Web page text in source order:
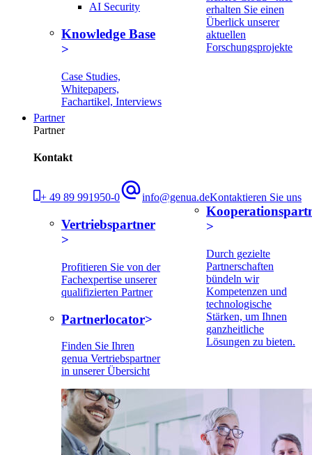
AI Security
Knowledge Base
Case Studies,
Whitepapers,
Fachartikel, Interviews
erhalten Sie einen
Überlick unserer
aktuellen
Forschungsprojekte
Partner
Partner
Kontakt
+ 49 89 991950-0 info@genua.deKontaktieren Sie uns
Vertriebspartner
Profitieren Sie von der
Fachexpertise unserer
qualifizierten Partner
Partnerlocator
Finden Sie Ihren
genua Vertriebspartner
in unserer Übersicht
Durch gezielte
Partnerschaften
bündeln wir
Kompetenzen und
technologische
Stärken, um Ihnen
ganzheitliche
Lösungen zu bieten.